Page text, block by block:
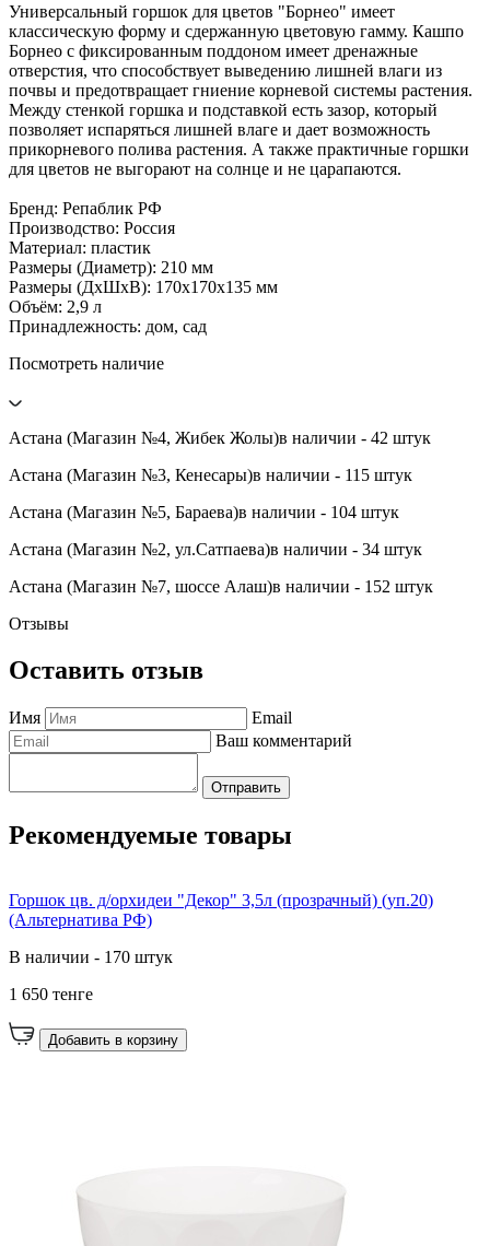
Универсальный горшок для цветов "Борнео" имеет
классическую форму и сдержанную цветовую гамму. Кашпо
Борнео с фиксированным поддоном имеет дренажные
отверстия, что способствует выведению лишней влаги из
почвы и предотвращает гниение корневой системы растения.
Между стенкой горшка и подставкой есть зазор, который
позволяет испаряться лишней влаге и дает возможность
прикорневого полива растения. А также практичные горшки
для цветов не выгорают на солнце и не царапаются.
Бренд: Репаблик РФ
Производство: Россия
Материал: пластик
Размеры (Диаметр): 210 мм
Размеры (ДxШxВ): 170х170х135 мм
Объём: 2,9 л
Принадлежность: дом, сад
Посмотреть наличие
Астана (Магазин №4, Жибек Жолы)в наличии - 42 штук
Астана (Магазин №3, Кенесары)в наличии - 115 штук
Астана (Магазин №5, Бараева)в наличии - 104 штук
Астана (Магазин №2, ул.Сатпаева)в наличии - 34 штук
Астана (Магазин №7, шоссе Алаш)в наличии - 152 штук
Отзывы
Оставить отзыв
Имя
Email
Ваш комментарий
Отправить
Рекомендуемые товары
Горшок цв. д/орхидеи "Декор" 3,5л (прозрачный) (уп.20)
(Альтернатива РФ)
В наличии - 170 штук
1 650 тенге
Добавить в корзину